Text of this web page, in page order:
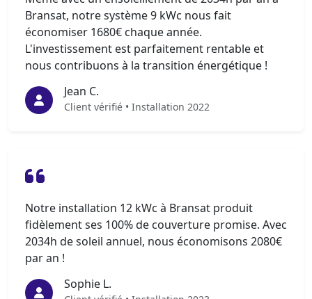
Bransat, notre système 9 kWc nous fait
économiser 1680€ chaque année.
L'investissement est parfaitement rentable et
nous contribuons à la transition énergétique !
Jean C.
Client vérifié • Installation 2022
Notre installation 12 kWc à Bransat produit
fidèlement ses 100% de couverture promise. Avec
2034h de soleil annuel, nous économisons 2080€
par an !
Sophie L.